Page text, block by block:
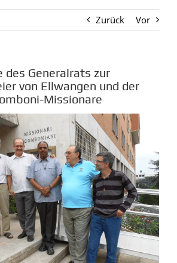
Zurück Vor
des Generalrats zur
von Ellwangen und der
Missionare